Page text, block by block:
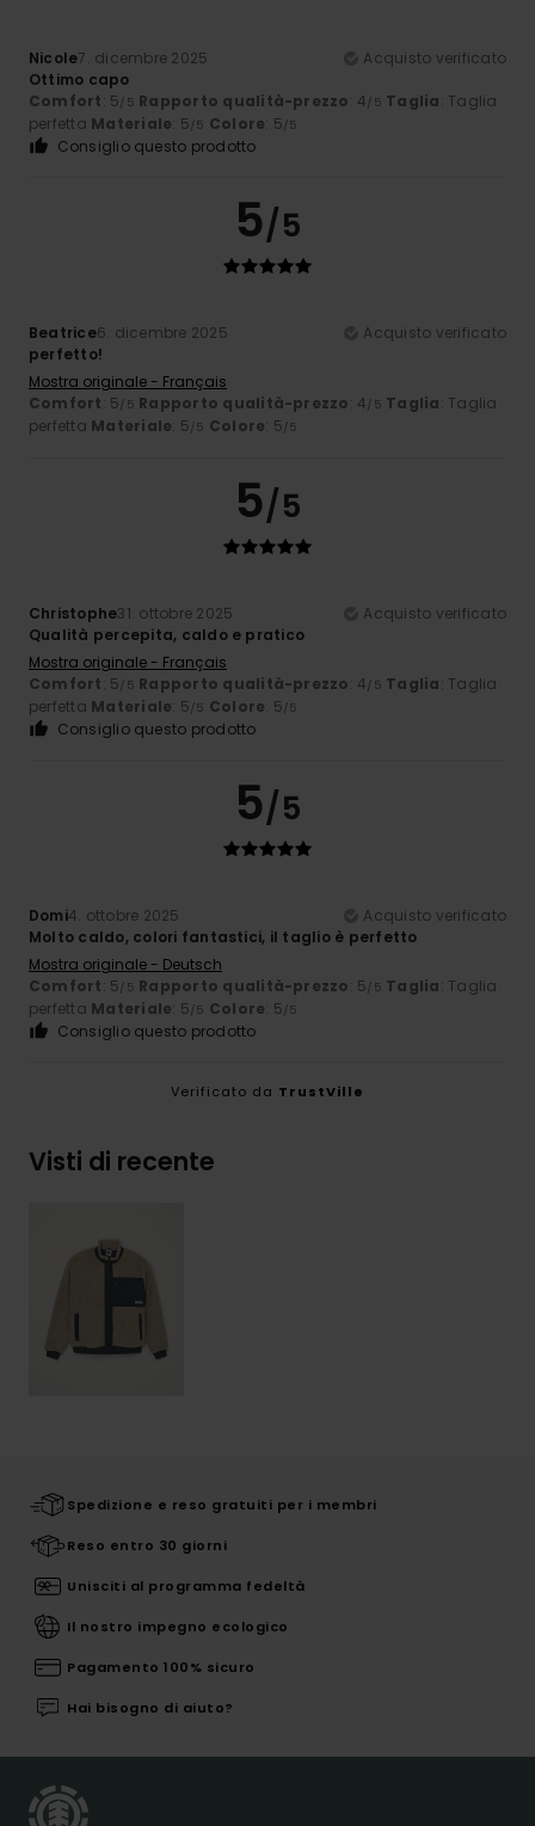
Nicole7. dicembre 2025
Acquisto verificato
Ottimo capo
Comfort: 5/5 Rapporto qualità-prezzo: 4/5 Taglia: Taglia
perfetta Materiale: 5/5 Colore: 5/5
Consiglio questo prodotto
5/5
Beatrice6. dicembre 2025
Acquisto verificato
perfetto!
Mostra originale - Français
Comfort: 5/5 Rapporto qualità-prezzo: 4/5 Taglia: Taglia
perfetta Materiale: 5/5 Colore: 5/5
5/5
Christophe31. ottobre 2025
Acquisto verificato
Qualità percepita, caldo e pratico
Mostra originale - Français
Comfort: 5/5 Rapporto qualità-prezzo: 4/5 Taglia: Taglia
perfetta Materiale: 5/5 Colore: 5/5
Consiglio questo prodotto
5/5
Domi4. ottobre 2025
Acquisto verificato
Molto caldo, colori fantastici, il taglio è perfetto
Mostra originale - Deutsch
Comfort: 5/5 Rapporto qualità-prezzo: 5/5 Taglia: Taglia
perfetta Materiale: 5/5 Colore: 5/5
Consiglio questo prodotto
Verificato da TrustVille
Visti di recente
Spedizione e reso gratuiti per i membri
Reso entro 30 giorni
Unisciti al programma fedeltà
Il nostro impegno ecologico
Pagamento 100% sicuro
Hai bisogno di aiuto?